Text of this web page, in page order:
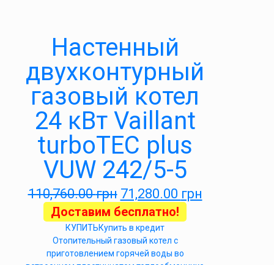
Настенный
двухконтурный
газовый котел
24 кВт Vaillant
turboTEC plus
VUW 242/5-5
110,760.00грн 71,280.00 грн
Доставим бесплатно!
КУПИТЬКупить в кредит
Отопительный газовый котел с
приготовлением горячей воды во